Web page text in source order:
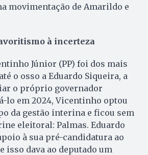
movimentação de Amarildo e
à incerteza
Júnior (PP) foi dos mais
o osso a Eduardo Siqueira, a
o próprio governador
lo em 2024, Vicentinho optou
da gestão interina e ficou sem
eleitoral: Palmas. Eduardo
à sua pré-candidatura ao
isso dava ao deputado um